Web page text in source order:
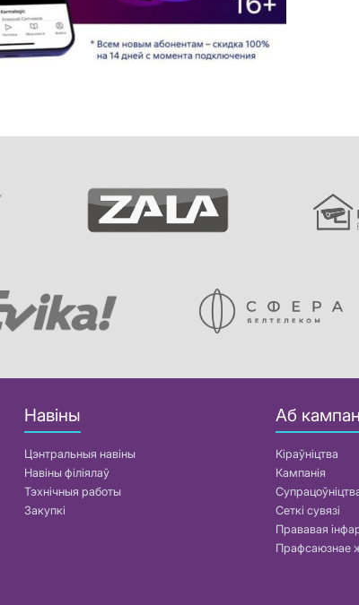
Навіны
Цэнтральныя навіны
Навіны філіялаў
Тэхнічныя работы
Закупкі
Аб
Кіраўніцтва
Кампанія
Сеткі сувязі
Прававая
Прафсаюзнае